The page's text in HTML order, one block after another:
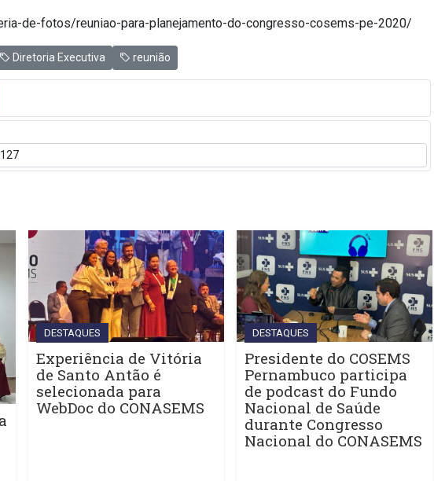
de-fotos/reuniao-para-planejamento-do-congresso-cosems-pe-2020/
Diretoria Executiva reunião
DESTAQUES
Experiência de Vitória
de Santo Antão é
selecionada para
WebDoc do CONASEMS
DESTAQUES
Presidente do COSEMS
Pernambuco participa
de podcast do Fundo
Nacional de Saúde
durante Congresso
Nacional do CONASEMS